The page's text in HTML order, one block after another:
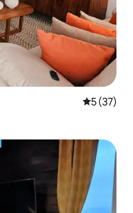
Průměrné
5 (37)